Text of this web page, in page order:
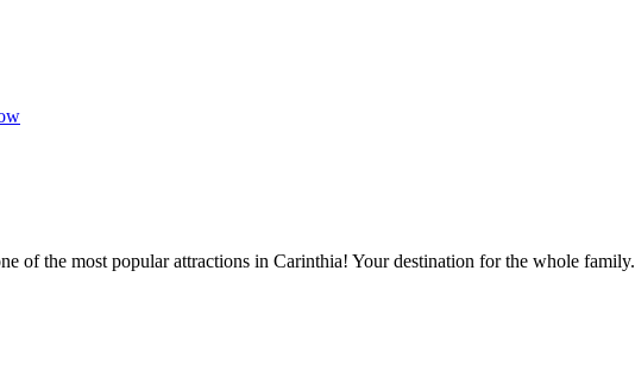
of the most popular attractions in Carinthia! Your destination for the whole family.